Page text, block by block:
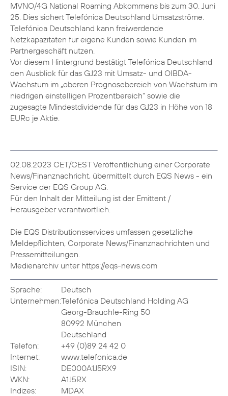
MVNO/4G National Roaming Abkommens bis zum 30. Juni
25. Dies sichert Telefónica Deutschland Umsatzströme.
Telefónica Deutschland kann freiwerdende
Netzkapazitäten für eigene Kunden sowie Kunden im
Partnergeschäft nutzen.
Vor diesem Hintergrund bestätigt Telefónica Deutschland
den Ausblick für das GJ23 mit Umsatz- und OIBDA-
Wachstum im „oberen Prognosebereich von Wachstum im
niedrigen einstelligen Prozentbereich" sowie die
zugesagte Mindestdividende für das GJ23 in Höhe von 18
EURc je Aktie.
02.08.2023 CET/CEST Veröffentlichung einer Corporate
News/Finanznachricht, übermittelt durch EQS News - ein
Service der EQS Group AG.
Für den Inhalt der Mitteilung ist der Emittent /
Herausgeber verantwortlich.
Die EQS Distributionsservices umfassen gesetzliche
Meldepflichten, Corporate News/Finanznachrichten und
Pressemitteilungen.
Medienarchiv unter https://eqs-news.com
Sprache:
Deutsch
Unternehmen:Telefónica Deutschland Holding AG
Georg-Brauchle-Ring 50
80992 München
Deutschland
Telefon:
+49 (0)89 24 42 0
Internet:
www.telefonica.de
ISIN:
DE000A1J5RX9
WKN:
A1J5RX
Indizes:
MDAX